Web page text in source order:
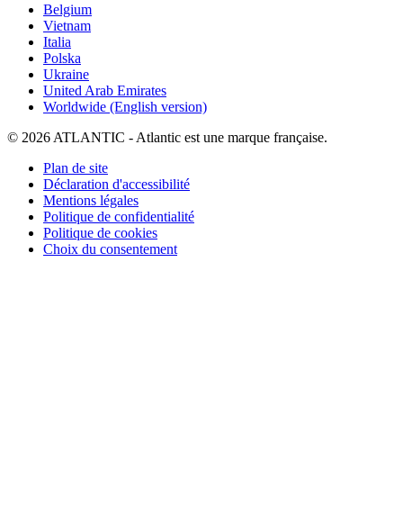
Belgium
Vietnam
Italia
Polska
Ukraine
United Arab Emirates
Worldwide (English version)
© 2026 ATLANTIC - Atlantic est une marque française.
Plan de site
Déclaration d'accessibilité
Mentions légales
Politique de confidentialité
Politique de cookies
Choix du consentement